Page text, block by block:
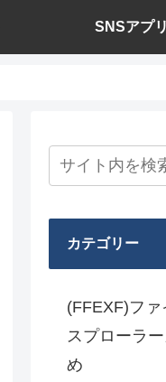
SNSアプリ
カテゴリー
(FFEXF)フ
スプローラ
め